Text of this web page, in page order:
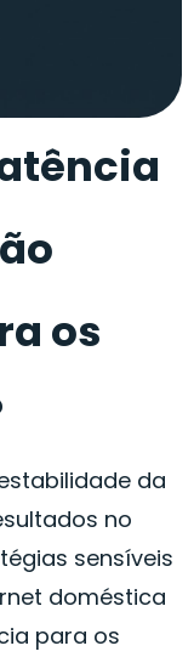
os
da
no
sensíveis
doméstica
para os